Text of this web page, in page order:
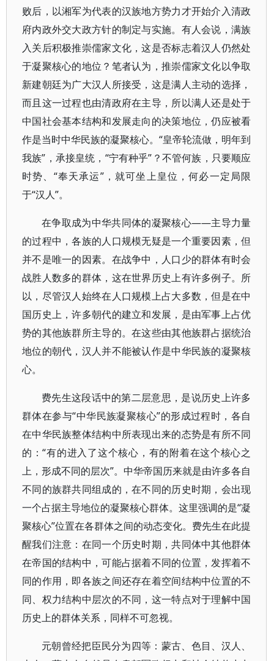
败后，以湘军为代表的汉族地方势力才开始介入清政
府内政外交大政方针的制定与实施。有人会说，满族
入关后积极推崇儒家文化，这是否标志着汉人仍然处
于凝聚核心的地位？笔者认为，推崇儒家文化以争取
新建朝廷为广大汉人所接受，这是满人主动的选择，
而且这一过程也由清政府在主导，所以满人还是处于
中国社会基本结构和发展走向的决策地位，仍应被看
作是当时中华民族的凝聚核心。“皇帝轮流做，明年到
我族”，承接皇统，“宁有种乎”？不管何族，只要顺应
时势、“奉天承运”，就可坐上皇位，何必一定局限
于“汉人”。
在争取成为中华共同体的凝聚核心——主导力量
的过程中，各族的人口规模无疑是一个重要因素，但
并不是唯一的因素。在战争中，人口少的群体有时会
战胜人数多的群体，这在世界历史上有许多例子。所
以，尽管汉人始终在人口规模上占大多数，但是在中
国历史上，许多朝代的建立和发展，是由军事上占优
势的其他族群所主导的。在这些由其他族群占据统治
地位的朝代，汉人并不能被认作是中华民族的凝聚核
心。
费先生这段话中的第二层意思，是说历史上许多
群体在参与“中华民族凝聚核心”的形成过程时，各自
在中华民族整体结构中所表现出来的态势是有所不同
的：“有的进入了这个核心，有的附着在这个核心之
上，形成不同的层次”。中华帝国历来就是由许多各自
不同的族群共同组成的，在不同的历史时期，会出现
一个占据主导地位的凝聚核心群体。这里强调的是“凝
聚核心”位置在各群体之间的动态变化。费先生在此提
醒我们注意：在同一个历史时期，共同体中其他群体
在帝国的结构中，可能占据着不同的位置，发挥着不
同的作用，即各族之间还存在着空间结构中位置的不
同、权力结构中层次的不同，这一特点对于理解中国
历史上的群体关系，同样不可忽视。
元朝曾经把臣民分为四等：蒙古、色目、汉人、